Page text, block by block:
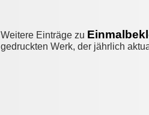
Weitere Einträge zu
gedruckten Werk, der jährlich